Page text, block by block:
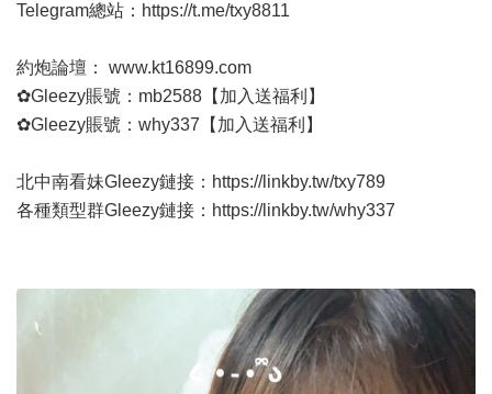
Telegram總站： https://t.me/txy8811
約炮論壇： www.kt16899.com
✿Gleezy賬號：mb2588【加入送福利】
✿Gleezy賬號：why337【加入送福利】
北中南看妹Gleezy鏈接： https://linkby.tw/txy789
各種類型群Gleezy鏈接： https://linkby.tw/why337